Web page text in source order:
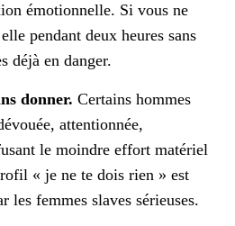
émotionnelle. Si vous ne
pendant deux heures sans
déjà en danger.
donner. Certains hommes
attentionnée,
le moindre effort matériel
« je ne te dois rien » est
les femmes slaves sérieuses.